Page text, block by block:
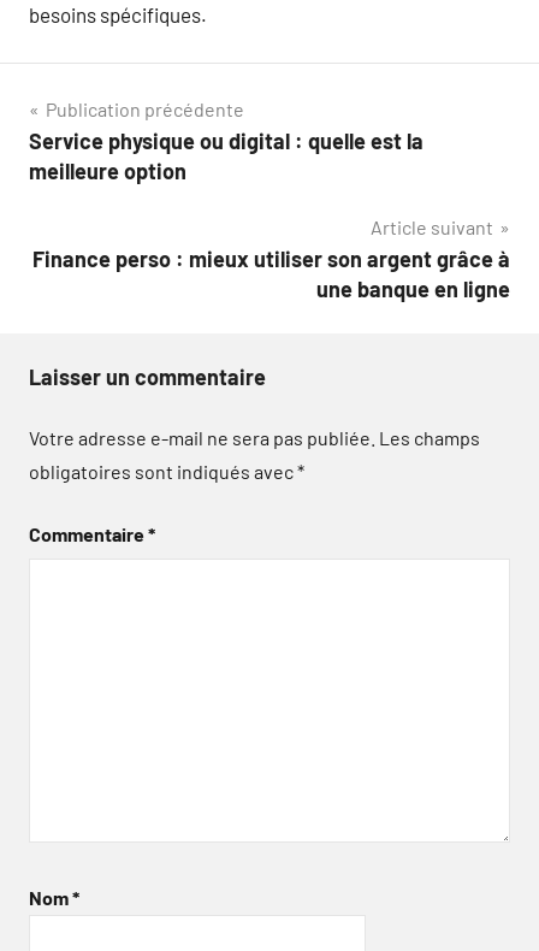
besoins spécifiques.
Navigation
de
Publication précédente
Service physique ou digital : quelle est la
meilleure option
Article suivant
Finance perso : mieux utiliser son argent grâce à
une banque en ligne
Laisser un commentaire
Votre adresse e-mail ne sera pas publiée. Les champs
obligatoires sont indiqués avec*
Commentaire*
Nom*